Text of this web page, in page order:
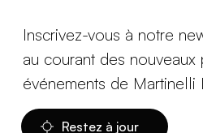
Inscrivez-vous à notre
au courant des
événements de Martinelli
Restez à jour